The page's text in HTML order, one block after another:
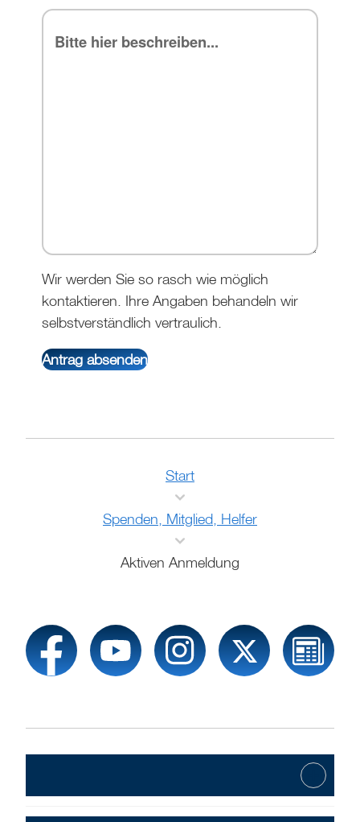
Wir werden Sie so rasch wie möglich
kontaktieren. Ihre Angaben behandeln wir
selbstverständlich vertraulich.
Start
Spenden, Mitglied, Helfer
Aktiven Anmeldung